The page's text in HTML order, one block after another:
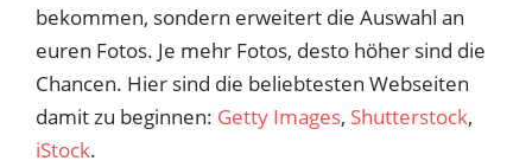
bekommen, sondern erweitert die Auswahl an
euren Fotos. Je mehr Fotos, desto höher sind die
Chancen. Hier sind die beliebtesten Webseiten
damit zu beginnen: Getty Images, Shutterstock,
iStock.